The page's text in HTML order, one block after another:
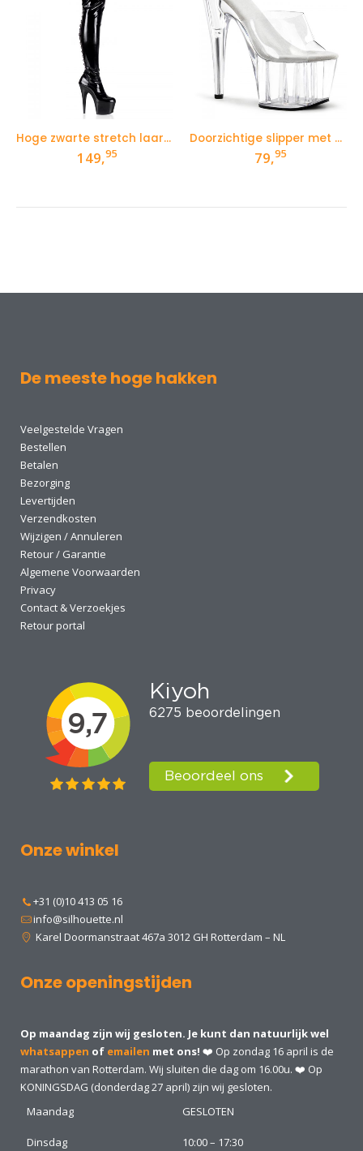
Hoge zwarte stretch laarzen met hoog plateau en veters
149,95
Doorzichtige slipper met hoge plateau en naaldhakken
79,95
De meeste hoge hakken
Veelgestelde Vragen
Bestellen
Betalen
Bezorging
Levertijden
Verzendkosten
Wijzigen / Annuleren
Retour / Garantie
Algemene Voorwaarden
Privacy
Contact & Verzoekjes
Retour portal
Onze winkel
+31 (0)10 413 05 16
info@silhouette.nl
Karel Doormanstraat 467a 3012 GH Rotterdam – NL
Onze openingstijden
Op maandag zijn wij gesloten. Je kunt dan natuurlijk wel
whatsappen of emailen met ons! ❤️ Op zondag 16 april is de
marathon van Rotterdam. Wij sluiten die dag om 16.00u. ❤️ Op
KONINGSDAG (donderdag 27 april) zijn wij gesloten.
Maandag
GESLOTEN
Dinsdag 10:00 – 17:30